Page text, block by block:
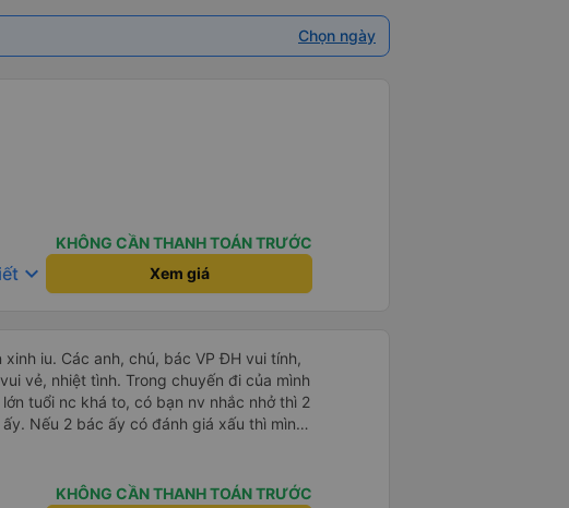
Chọn ngày
KHÔNG CẦN THANH TOÁN TRƯỚC
keyboard_arrow_down Xem giá
xinh iu. Các anh, chú, bác VP ĐH vui tính,
tình. Trong chuyến đi của mình
tuổi nc khá to, có bạn nv nhắc nhở thì 2
Nếu 2 bác ấy có đánh giá xấu thì mình
ấy nhắc nhở rất đúng. 2 bác nói rất to. To
luôn. Nên nếu bạn ấyKHÔNG CẦN THANH TOÁN TRƯỚC